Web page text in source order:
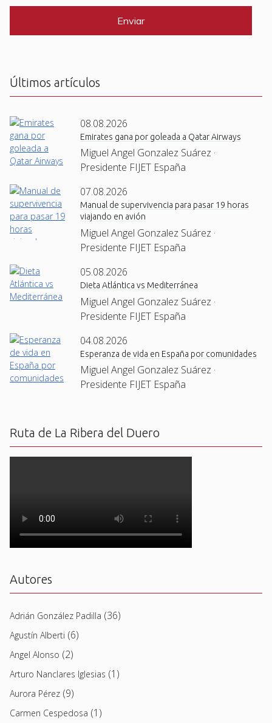
C
Últimos artículos
08.08.2026
Emirates gana por goleada a Qatar Airways
Miguel Angel Gonzalez Suárez ·
Presidente FIJET España
07.08.2026
Manual de supervivencia para pasar 19 horas
viajando en avión
Miguel Angel Gonzalez Suárez ·
Presidente FIJET España
05.08.2026
Dieta Atlántica vs Mediterránea
Miguel Angel Gonzalez Suárez ·
Presidente FIJET España
04.08.2026
Esperanza de vida en España por comunidades
Miguel Angel Gonzalez Suárez ·
Presidente FIJET España
Ruta de La Ribera del Duero
Autores
Adrián González Padilla (36)
Agustín Alberti (6)
Angel Alonso (2)
Arturo Nanclares Iglesias (1)
Aurora Pérez (9)
Carmen Cespedosa (1)